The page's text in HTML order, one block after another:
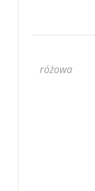
różowa